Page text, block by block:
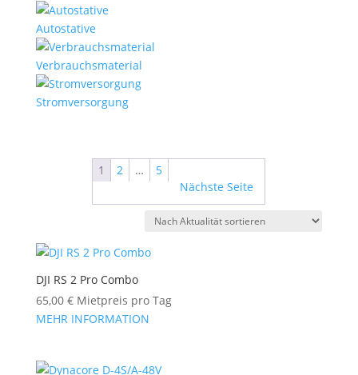
Autostative
Verbrauchsmaterial
Stromversorgung
1 2 …
5
Nächste Seite
DJI RS 2 Pro Combo
65,00 €Mietpreis pro Tag
MEHR INFORMATION